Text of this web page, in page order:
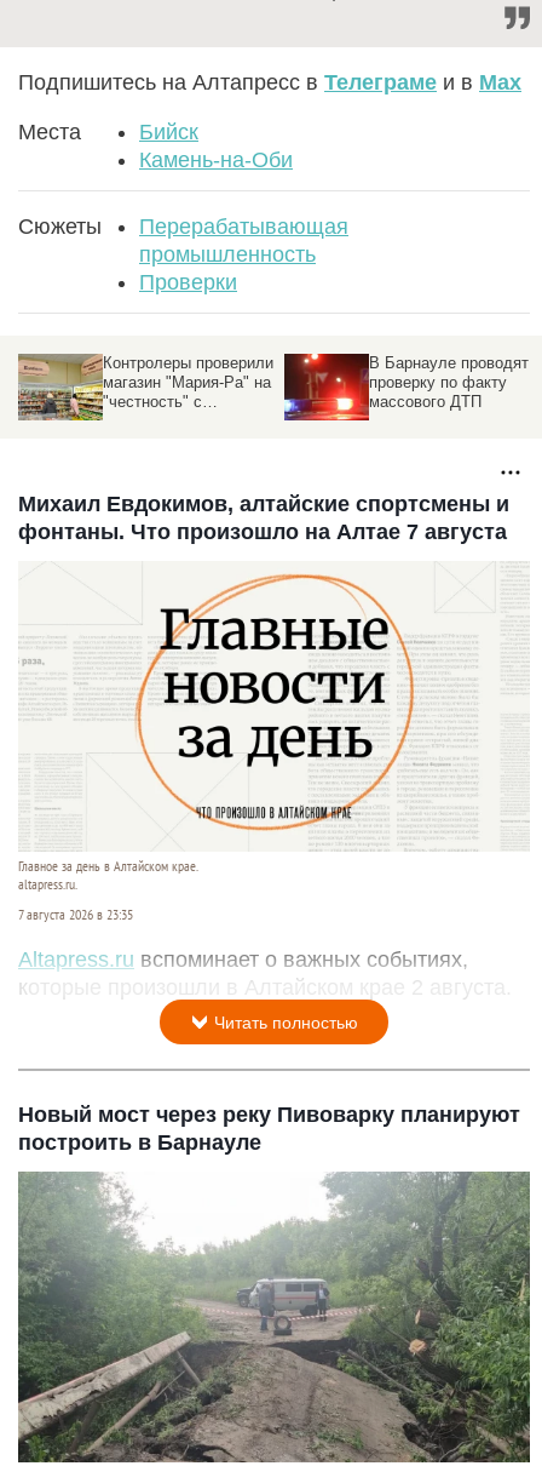
Подпишитесь на Алтапресс в Телеграме и в Max
Места
Бийск
Камень-на-Оби
Сюжеты
Перерабатывающая
промышленность
Проверки
В Барнауле проводят
проверку по факту
массового ДТП
Роскачество не
оценило сыр из
Барнаула и поставило
Михаил Евдокимов, алтайские спортсмены и
фонтаны. Что произошло на Алтае 7 августа
Главное за день в Алтайском крае.
altapress.ru.
7 августа 2026 в 23:35
Altapress.ru вспоминает о важных событиях,
которые произошли в Алтайском крае 2 августа.
Читать полностью
Новый мост через реку Пивоварку планируют
построить в Барнауле